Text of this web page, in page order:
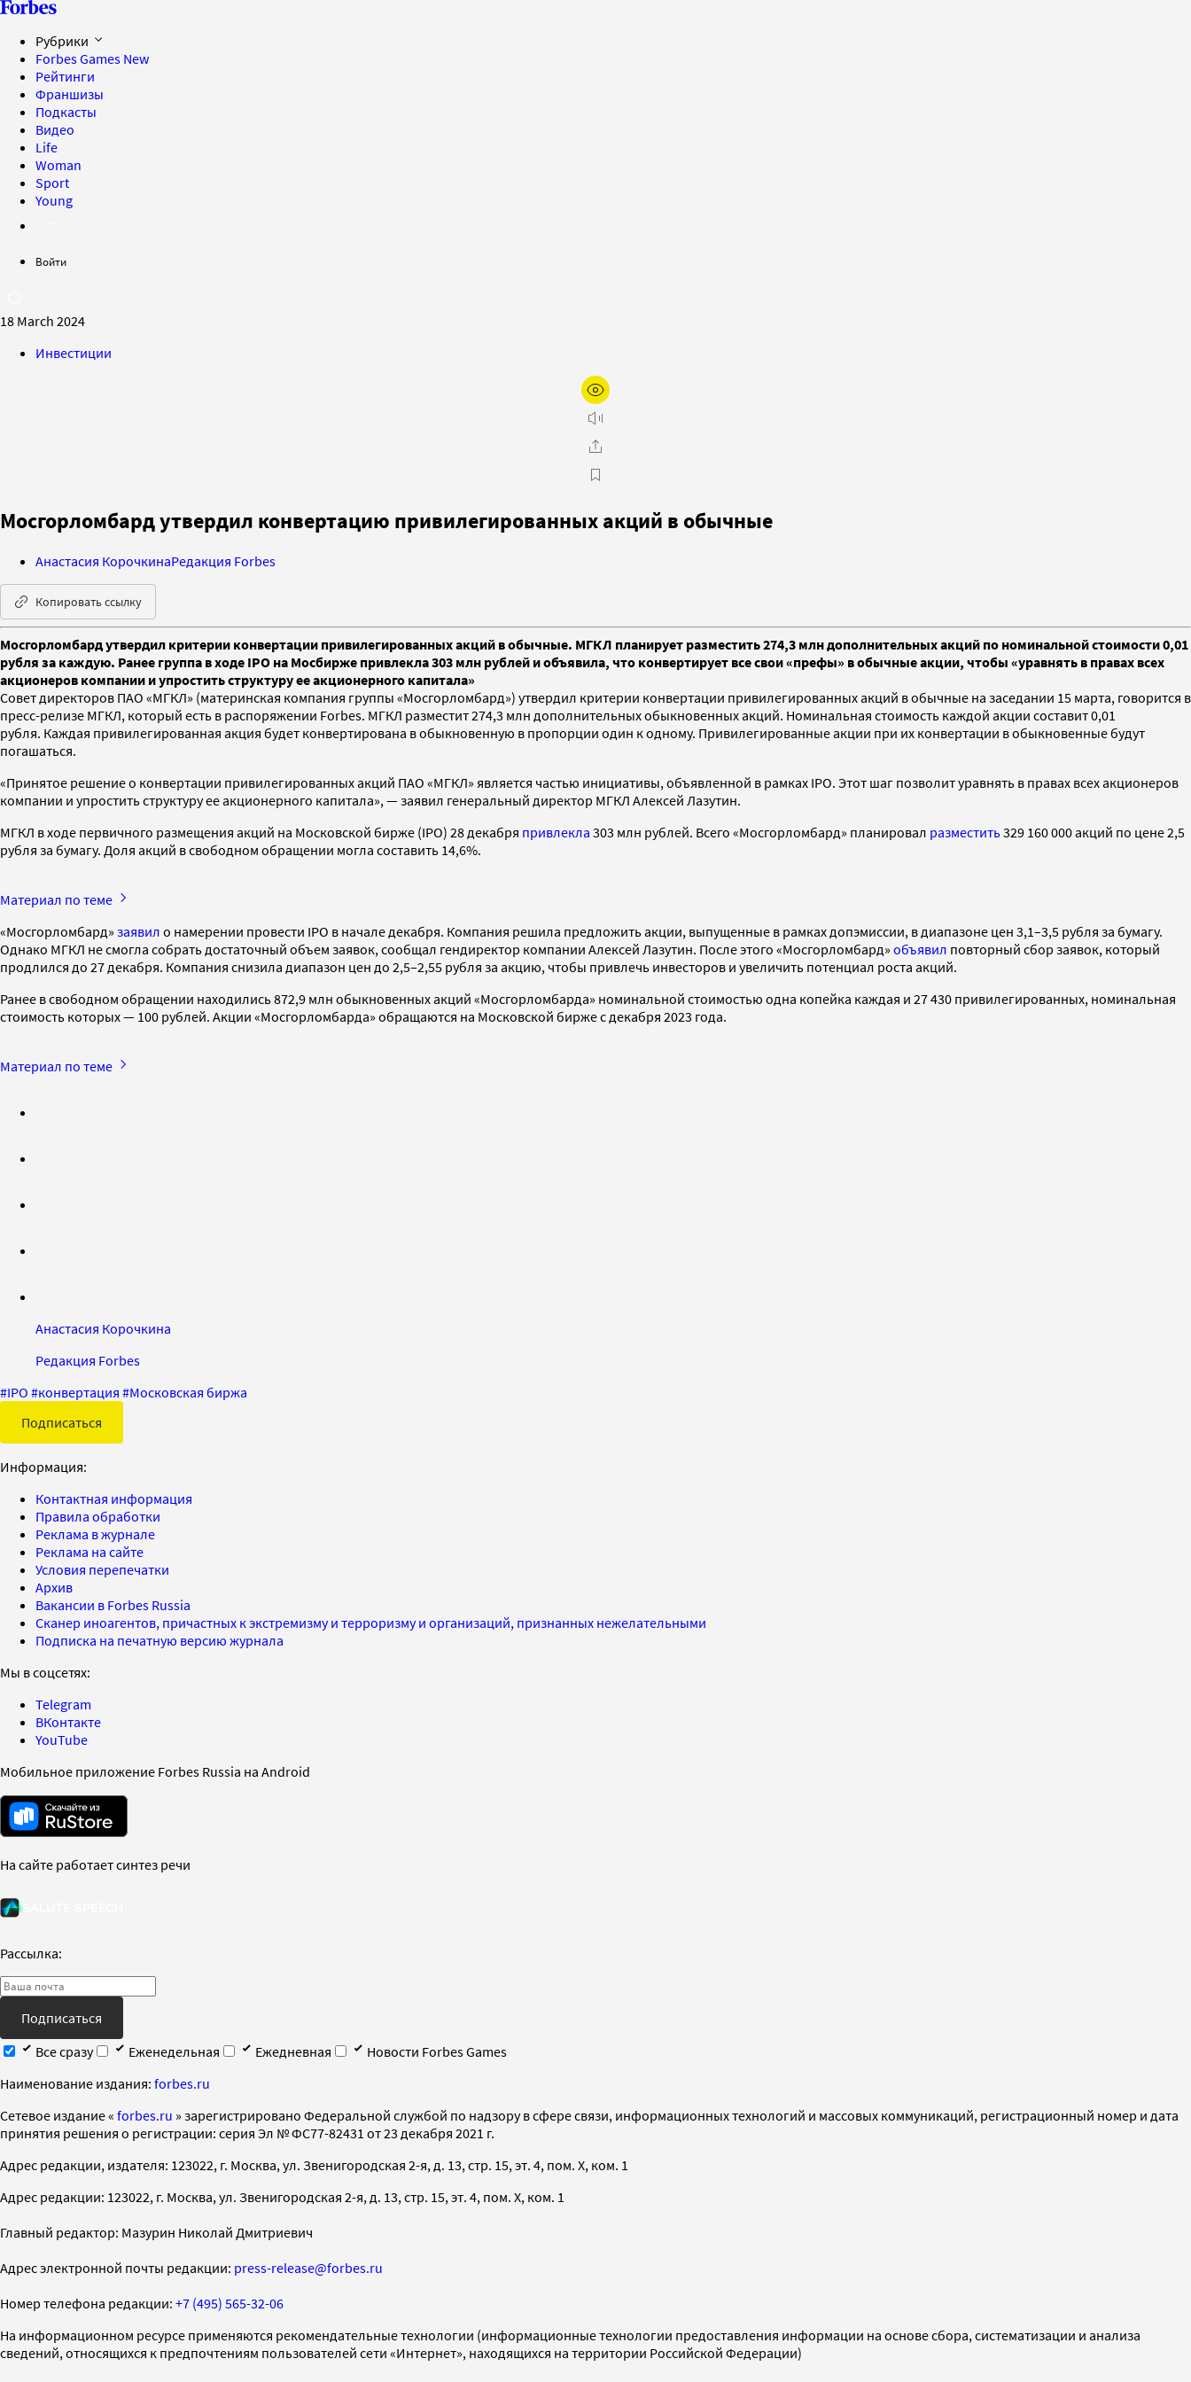
Рубрики
Forbes Games New
Рейтинги
Франшизы
Подкасты
Видео
Life
Woman
Sport
Young
Войти
18 March 2024
Инвестиции
Мосгорломбард утвердил конвертацию привилегированных акций в обычные
Анастасия КорочкинаРедакция Forbes
Копировать ссылку
Мосгорломбард утвердил критерии конвертации привилегированных акций в обычные. МГКЛ планирует разместить 274,3 млн дополнительных акций по номинальной стоимости 0,01
рубля за каждую. Ранее группа в ходе IPO на Мосбирже привлекла 303 млн рублей и объявила, что конвертирует все свои «префы» в обычные акции, чтобы «уравнять в правах всех
акционеров компании и упростить структуру ее акционерного капитала»
Совет директоров ПАО «МГКЛ» (материнская компания группы «Мосгорломбард») утвердил критерии конвертации привилегированных акций в обычные на заседании 15 марта, говорится в
пресс-релизе МГКЛ, который есть в распоряжении Forbes. МГКЛ разместит 274,3 млн дополнительных обыкновенных акций. Номинальная стоимость каждой акции составит 0,01
рубля. Каждая привилегированная акция будет конвертирована в обыкновенную в пропорции один к одному. Привилегированные акции при их конвертации в обыкновенные будут
погашаться.
«Принятое решение о конвертации привилегированных акций ПАО «МГКЛ» является частью инициативы, объявленной в рамках IPO. Этот шаг позволит уравнять в правах всех акционеров
компании и упростить структуру ее акционерного капитала», — заявил генеральный директор МГКЛ Алексей Лазутин.
МГКЛ в ходе первичного размещения акций на Московской бирже (IPO) 28 декабря привлекла 303 млн рублей. Всего «Мосгорломбард» планировал разместить329 160 000 акций по цене 2,5
рубля за бумагу. Доля акций в свободном обращении могла составить 14,6%.
Материал по теме
«Мосгорломбард» заявил о намерении провести IPO в начале декабря. Компания решила предложить акции, выпущенные в рамках допэмиссии, в диапазоне цен 3,1–3,5 рубля за бумагу.
Однако МГКЛ не смогла собрать достаточный объем заявок, сообщал гендиректор компании Алексей Лазутин. После этого «Мосгорломбард» объявил повторный сбор заявок, который
продлился до 27 декабря. Компания снизила диапазон цен до 2,5–2,55 рубля за акцию, чтобы привлечь инвесторов и увеличить потенциал роста акций.
Ранее в свободном обращении находились 872,9 млн обыкновенных акций «Мосгорломбарда» номинальной стоимостью одна копейка каждая и 27 430 привилегированных, номинальная
стоимость которых — 100 рублей. Акции «Мосгорломбарда» обращаются на Московской бирже с декабря 2023 года.
Материал по теме
Анастасия Корочкина
Редакция Forbes
#IPO #конвертация #Московская биржа
Подписаться
Информация:
Контактная информация
Правила обработки
Реклама в журнале
Реклама на сайте
Условия перепечатки
Архив
Вакансии в Forbes Russia
Сканер иноагентов, причастных к экстремизму и терроризму и организаций, признанных нежелательными
Подписка на печатную версию журнала
Мы в соцсетях:
Telegram
ВКонтакте
YouTube
Мобильное приложение Forbes Russia на Android
На сайте работает синтез речи
Рассылка:
Подписаться
Все сразу
Еженедельная Ежедневная
Новости Forbes Games
Наименование издания: forbes.ru
Cетевое издание « forbes.ru » зарегистрировано Федеральной службой по надзору в сфере связи, информационных технологий и массовых коммуникаций, регистрационный номер и дата
принятия решения о регистрации: серия Эл № ФС77-82431 от 23 декабря 2021 г.
Адрес редакции, издателя: 123022, г. Москва, ул. Звенигородская 2-я, д. 13, стр. 15, эт. 4, пом. X, ком. 1
Адрес редакции: 123022, г. Москва, ул. Звенигородская 2-я, д. 13, стр. 15, эт. 4, пом. X, ком. 1
Главный редактор: Мазурин Николай Дмитриевич
Адрес электронной почты редакции: press-release@forbes.ru
Номер телефона редакции: +7 (495) 565-32-06
На информационном ресурсе применяются рекомендательные технологии (информационные технологии предоставления информации на основе сбора, систематизации и анализа
сведений, относящихся к предпочтениям пользователей сети «Интернет», находящихся на территории Российской Федерации)